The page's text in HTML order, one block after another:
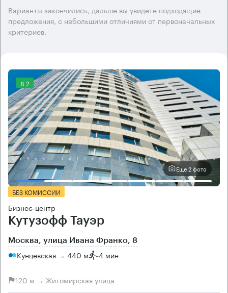
Варианты закончились, дальше вы увидете подходящие
предложения, с небольшими отличиями от первоначальных
критериев.
8.2
Еще 2 фото
БЕЗ КОМИССИИ
Бизнес-центр
Кутузофф Тауэр
Москва, улица Ивана Франко, 8
Кунцевская → 440 м ~4 мин
120 м → Житомирская улица